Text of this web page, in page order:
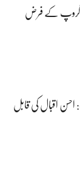
گروپ کے فرض
اقبال کی قابل